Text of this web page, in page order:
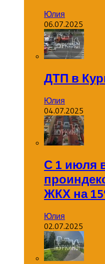
Юлия
06.07.2025
ДТП в
Юлия
04.07.2025
С 1 июля
ЖКХ на
Юлия
02.07.2025